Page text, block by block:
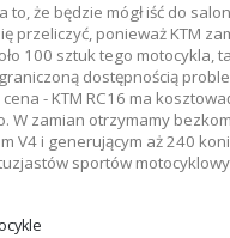
to, że będzie mógł iść do
przeliczyć, ponieważ KTM
100 sztuk tego motocykla,
dostępnością
- KTM RC16 ma
W zamian otrzymamy
V4 i generującym aż 240
sportów